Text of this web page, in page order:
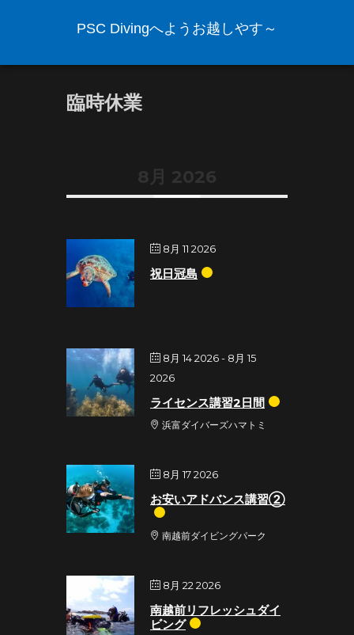
PSC Divingへようお越しやす～
臨時休業
8月 2026
8月 11 2026
祝日冠島
8月 14 2026- 8月 15
2026
ライセンス講習2日間
浜富ダイバーズハマトミ
8月 17 2026
お安いアドバンス講習②
南越前ダイビングパーク
8月 22 2026
南越前リフレッシュダイ
ビング